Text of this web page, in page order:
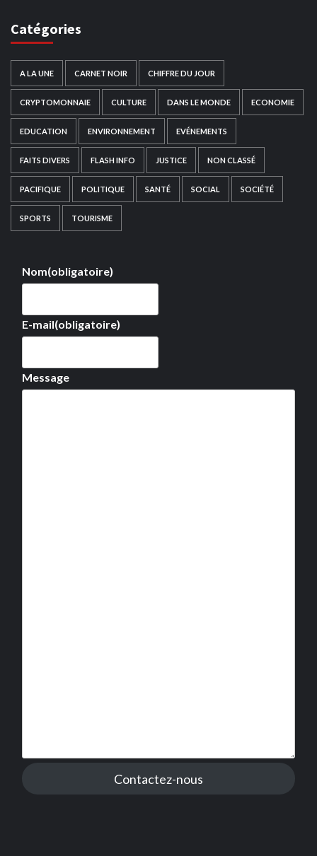
Catégories
A LA UNE CARNET NOIR CHIFFRE DU JOUR
CRYPTOMONNAIE CULTURE DANS LE MONDE ECONOMIE
EDUCATION ENVIRONNEMENT EVÉNEMENTS
FAITS DIVERS FLASH INFO JUSTICE NON CLASSÉ
PACIFIQUE POLITIQUE SANTÉ SOCIAL SOCIÉTÉ
SPORTS TOURISME
Nom(obligatoire)
E-mail(obligatoire)
Message
Contactez-nous